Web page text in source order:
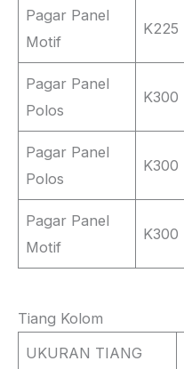
Pagar Panel
Motif
K225
Pagar Panel
Polos
K300
Pagar Panel
Polos
K300
Pagar Panel
Motif
K300
Tiang Kolom
UKURAN TIANG